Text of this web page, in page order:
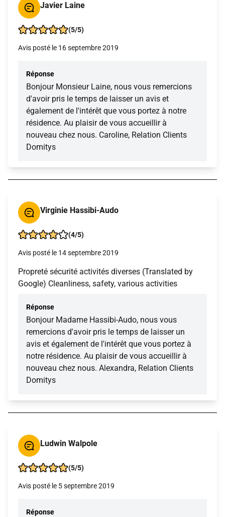
Javier Laine
(5/5)
Avis posté le 16 septembre 2019
Réponse
Bonjour Monsieur Laine, nous vous remercions
d'avoir pris le temps de laisser un avis et
également de l'intérêt que vous portez à notre
résidence. Au plaisir de vous accueillir à
nouveau chez nous. Caroline, Relation Clients
Domitys
Virginie Hassibi-Audo
(4/5)
Avis posté le 14 septembre 2019
Propreté sécurité activités diverses (Translated by
Google) Cleanliness, safety, various activities
Réponse
Bonjour Madame Hassibi-Audo, nous vous
remercions d'avoir pris le temps de laisser un
avis et également de l'intérêt que vous portez à
notre résidence. Au plaisir de vous accueillir à
nouveau chez nous. Alexandra, Relation Clients
Domitys
Ludwin Walpole
(5/5)
Avis posté le 5 septembre 2019
Réponse